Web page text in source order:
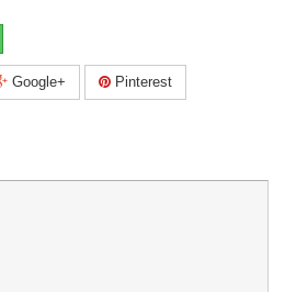
Google+ Pinterest